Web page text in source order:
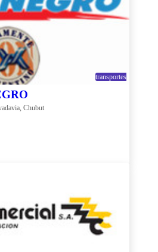
transportes
Chubut